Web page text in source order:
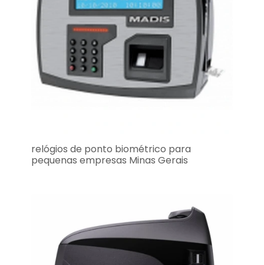
relógios de ponto biométrico para
pequenas empresas Minas Gerais